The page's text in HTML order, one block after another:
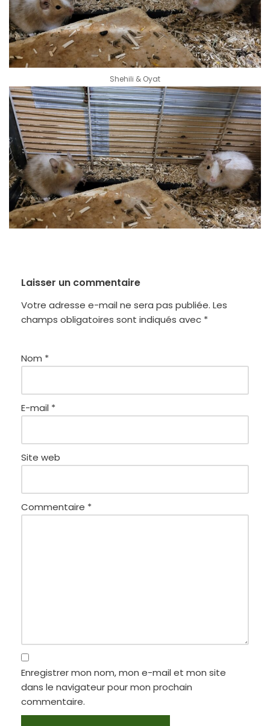
Shehili & Oyat
Laisser un commentaire
Votre adresse e-mail ne sera pas publiée. Les
champs obligatoires sont indiqués avec *
Nom *
E-mail *
Site web
Commentaire *
Enregistrer mon nom, mon e-mail et mon site
dans le navigateur pour mon prochain
commentaire.